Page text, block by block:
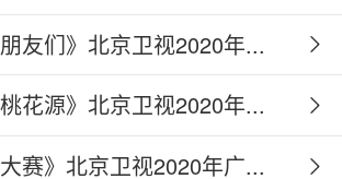
友们》北京卫视2020年...
花源》北京卫视2020年...
赛》北京卫视2020年广...